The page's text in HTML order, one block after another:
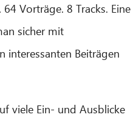
Vorträge. 8 Tracks. Eine
sicher mit
interessanten Beiträgen
viele Ein- und Ausblicke